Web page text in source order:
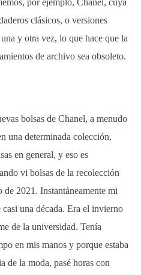
por ejemplo, Chanel, cuya
clásicos, o versiones
y otra vez, lo que hace que la
de archivo sea obsoleto.
bolsas de Chanel, a menudo
una determinada colección,
en general, y eso es
vi bolsas de la recolección
2021. Instantáneamente mi
una década. Era el invierno
de la universidad. Tenía
en mis manos y porque estaba
de la moda, pasé horas con